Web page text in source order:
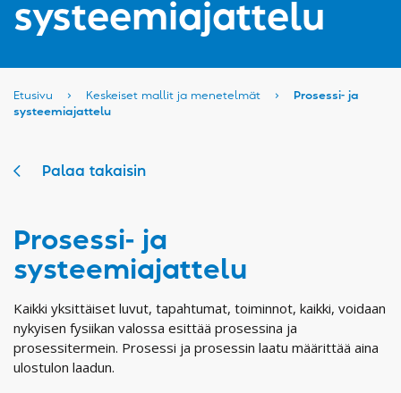
systeemiajattelu
Etusivu › Keskeiset mallit ja menetelmät ›
Prosessi- ja
systeemiajattelu
Palaa takaisin
Prosessi- ja
systeemiajattelu
Kaikki yksittäiset luvut, tapahtumat, toiminnot, kaikki, voidaan
nykyisen fysiikan valossa esittää prosessina ja
prosessitermein. Prosessi ja prosessin laatu määrittää aina
ulostulon laadun.